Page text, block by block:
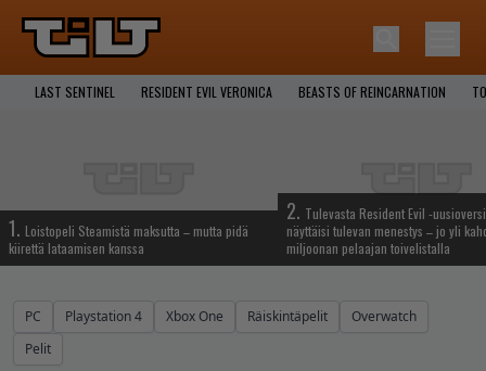
LAST SENTINEL RESIDENT EVIL VERONICA BEASTS OF REINCARNATION
1. Loistopeli Steamistä maksutta – mutta pidä
kiirettä lataamisen kanssa
2. Tulevasta Resident Evil -
näyttäisi tulevan menestys – jo yli
miljoonan pelaajan toivelistalla
PC Playstation 4 Xbox One Räiskintäpelit
Overwatch
Pelit